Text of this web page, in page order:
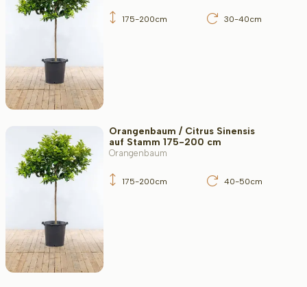
175-200cm 30-40cm
Orangenbaum / Citrus Sinensis
auf Stamm 175-200 cm
Orangenbaum
175-200cm 40-50cm